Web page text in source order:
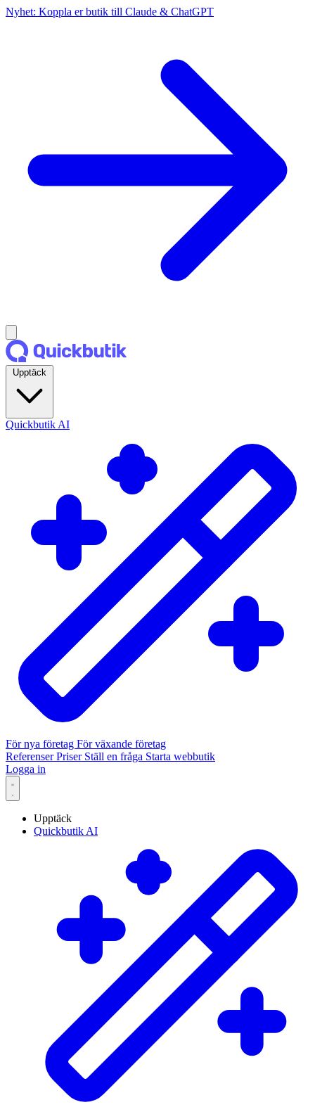
Nyhet: Koppla er butik till Claude & ChatGPT
Quickbutik AI
För nya företag För växande företag
ReferenserPriser Ställ en fråga Starta webbutik
Logga in
Upptäck
Quickbutik AI